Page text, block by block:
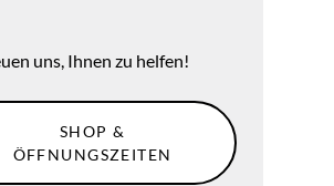
uns, Ihnen zu helfen!
SHOP &
ÖFFNUNGSZEITEN